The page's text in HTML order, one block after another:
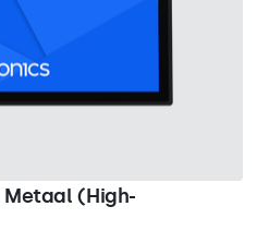
Metaal (High-